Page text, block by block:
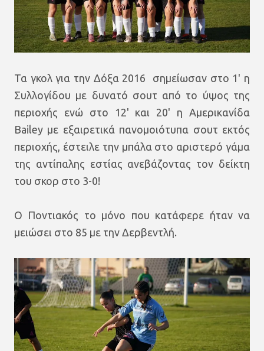
Τα γκολ για την Δόξα 2016 σημείωσαν στο 1' η
Συλλογίδου με δυνατό σουτ από το ύψος της
περιοχής ενώ στο 12' και 20' η Αμερικανίδα
Bailey με εξαιρετικά πανομοιότυπα σουτ εκτός
περιοχής, έστειλε την μπάλα στο αριστερό γάμα
της αντίπαλης εστίας ανεβάζοντας τον δείκτη
του σκορ στο 3-0!
Ο Ποντιακός το μόνο που κατάφερε ήταν να
μειώσει στο 85 με την Δερβεντλή.